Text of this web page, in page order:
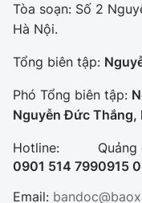
Tòa soạn: Số 2
Hà Nội.
Tổng biên tập:
Phó Tổng biên tập:
Nguyễn Đức Thắng,
Hotline:
0901 514 799
Quảng
0915
Email: